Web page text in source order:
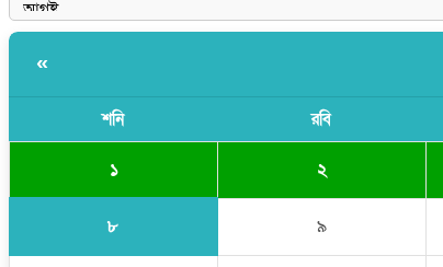
«
শনি রবি
১ ২
৮ ৯